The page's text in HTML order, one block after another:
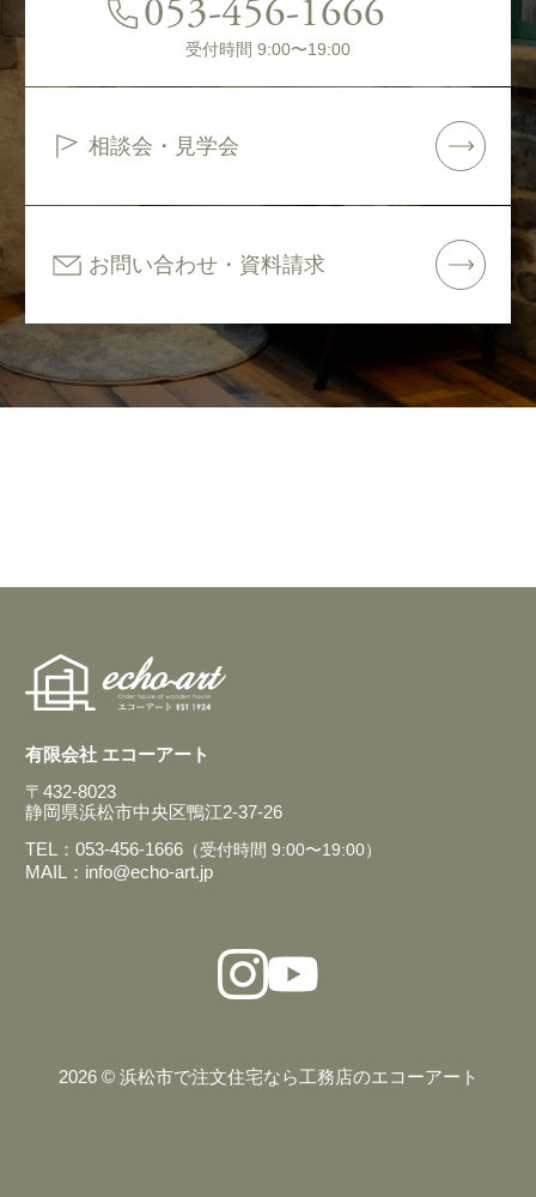
053-456-1666
受付時間 9:00〜19:00
相談会・見学会
お問い合わせ・資料請求
有限会社 エコーアート
〒432-8023
静岡県浜松市中央区鴨江2-37-26
TEL：053-456-1666 （受付時間 9:00〜19:00）
MAIL：info@echo-art.jp
2026 © 浜松市で注文住宅なら工務店のエコーアート